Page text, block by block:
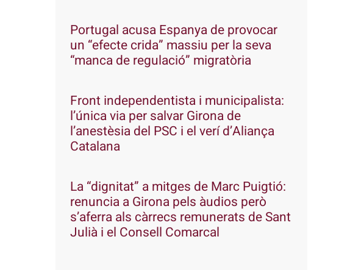
Portugal acusa Espanya de provocar
un “efecte crida” massiu per la seva
“manca de regulació” migratòria
Front independentista i municipalista:
l’única via per salvar Girona de
l’anestèsia del PSC i el verí d’Aliança
Catalana
La “dignitat” a mitges de Marc Puigtió:
renuncia a Girona pels àudios però
s’aferra als càrrecs remunerats de Sant
Julià i el Consell Comarcal